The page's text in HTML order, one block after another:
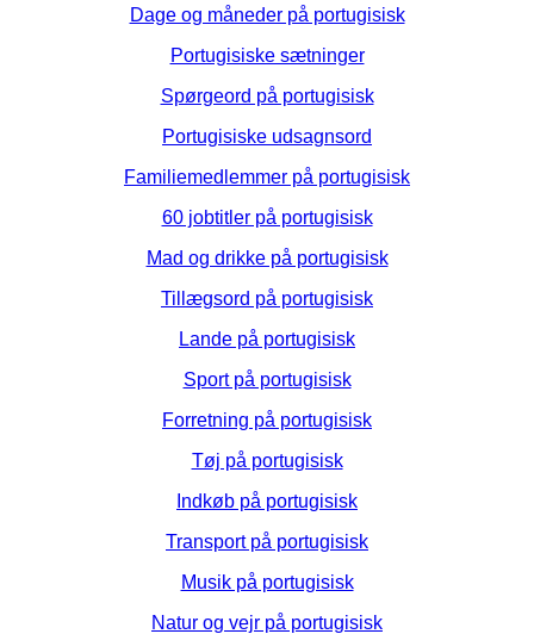
Dage og måneder på portugisisk
Portugisiske sætninger
Spørgeord på portugisisk
Portugisiske udsagnsord
Familiemedlemmer på portugisisk
60 jobtitler på portugisisk
Mad og drikke på portugisisk
Tillægsord på portugisisk
Lande på portugisisk
Sport på portugisisk
Forretning på portugisisk
Tøj på portugisisk
Indkøb på portugisisk
Transport på portugisisk
Musik på portugisisk
Natur og vejr på portugisisk